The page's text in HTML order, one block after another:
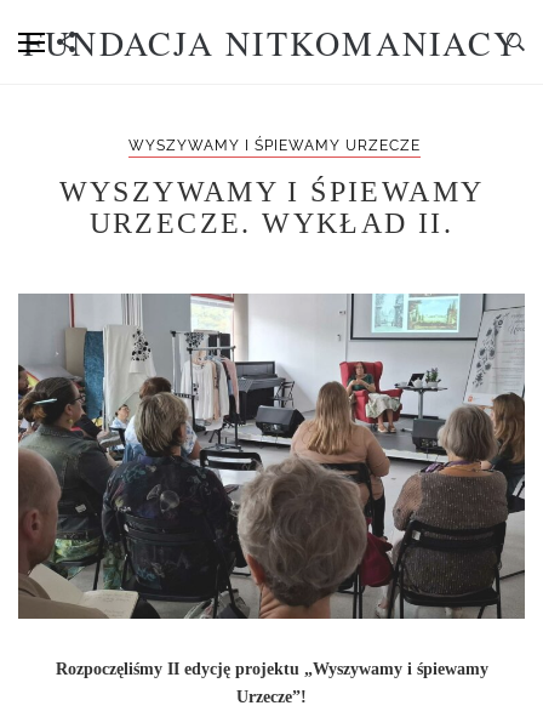
FUNDACJA NITKOMANIACY
WYSZYWAMY I ŚPIEWAMY URZECZE
WYSZYWAMY I ŚPIEWAMY
URZECZE. WYKŁAD II.
Rozpoczęliśmy II edycję projektu „Wyszywamy i śpiewamy
Urzecze”!